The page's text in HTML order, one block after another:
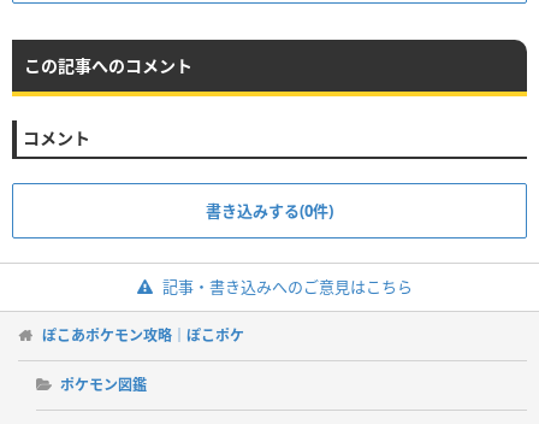
この記事へのコメント
コメント
書き込みする(0件)
記事・書き込みへのご意見はこちら
ぽこあポケモン攻略｜ぽこポケ
ポケモン図鑑